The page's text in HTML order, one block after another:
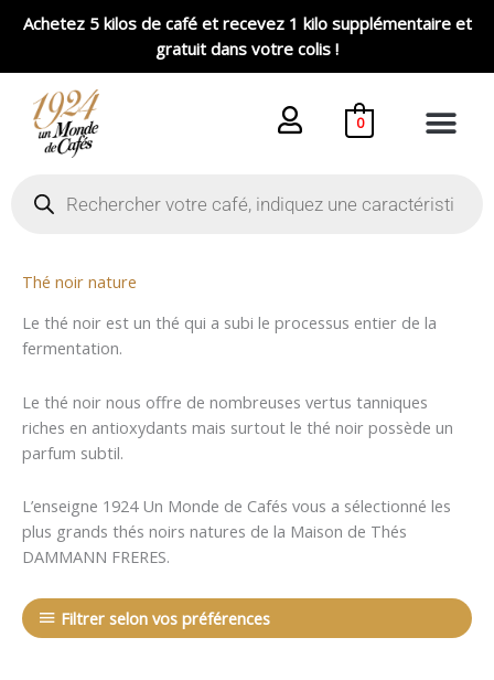
Achetez 5 kilos de café et recevez 1 kilo supplémentaire et
gratuit dans votre colis !
0
produits
Thé noir nature
Le thé noir est un thé qui a subi le processus entier de la
fermentation.
Le thé noir nous offre de nombreuses vertus tanniques
riches en antioxydants mais surtout le thé noir possède un
parfum subtil.
L’enseigne 1924 Un Monde de Cafés vous a sélectionné les
plus grands thés noirs natures de la Maison de Thés
DAMMANN FRERES.
Filtrer selon vos préférences